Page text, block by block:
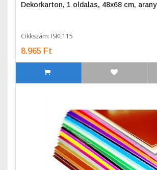
Dekorkarton, 1 oldalas, 48x68 cm, arany
Cikkszám: ISKE115
8.965 Ft